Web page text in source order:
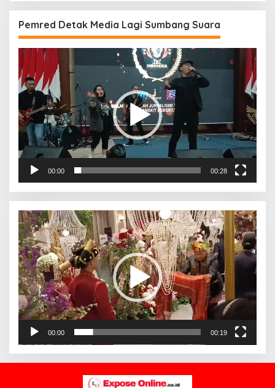
Pemred Detak Media Lagi Sumbang Suara
Pemutar
Video
00:00 00:28
Pemutar
Video
00:00 00:19